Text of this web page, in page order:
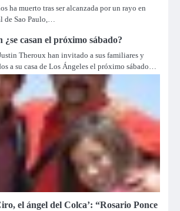
ha muerto tras ser alcanzada por un rayo en
Sao Paulo,…
casan el próximo sábado?
Theroux han invitado a sus familiares y
a su casa de Los Ángeles el próximo sábado…
el ángel del Colca’: “Rosario Ponce